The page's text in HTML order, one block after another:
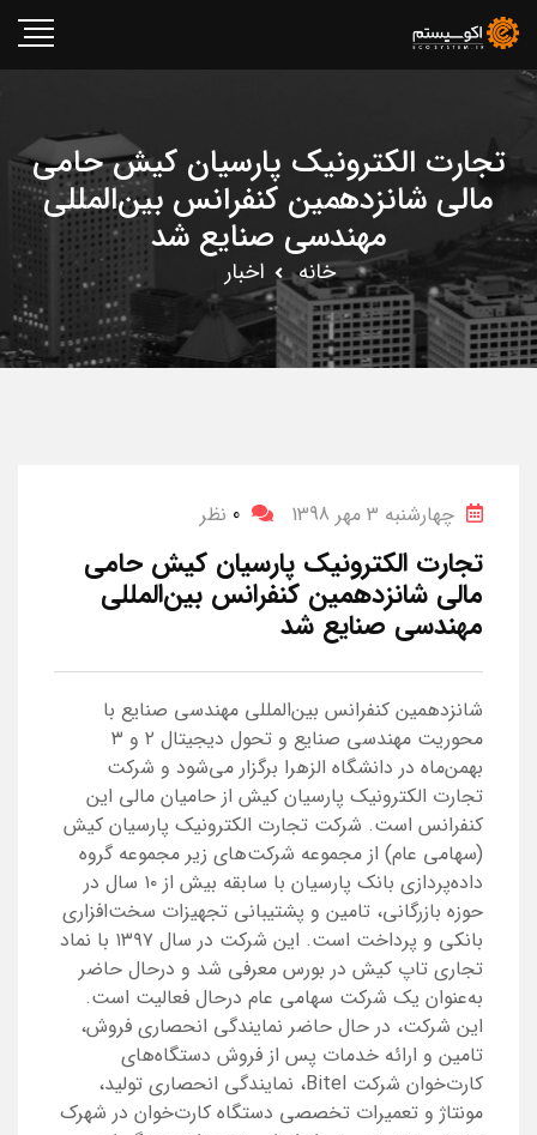
تجارت الکترونیک پارسیان کیش حامی
مالی شانزدهمین کنفرانس بین‌المللی
مهندسی صنایع شد
خانه اخبار
چهارشنبه 3 مهر 1398 0 نظر
تجارت الکترونیک پارسیان کیش حامی
مالی شانزدهمین کنفرانس بین‌المللی
مهندسی صنایع شد
شانزدهمین کنفرانس بین‌المللی مهندسی صنایع با
محوریت مهندسی صنایع و تحول دیجیتال ۲ و ۳
بهمن‌ماه در دانشگاه الزهرا برگزار می‌شود و شرکت
تجارت الکترونیک پارسیان کیش از حامیان مالی این
کنفرانس است. شرکت تجارت الکترونیک پارسیان کیش
(سهامی عام) از مجموعه شرکت‌های زیر مجموعه گروه
داده‌پردازی بانک پارسیان با سابقه بیش از ۱۰ سال در
حوزه بازرگانی، تامین و پشتیبانی تجهیزات سخت‌افزاری
بانکی و پرداخت است. این شرکت در سال ۱۳۹۷ با نماد
تجاری تاپ کیش در بورس معرفی شد و درحال حاضر
به‌عنوان یک شرکت سهامی عام درحال فعالیت است.
این شرکت، در حال حاضر نمایندگی انحصاری فروش،
تامین و ارائه خدمات پس از فروش دستگاه‌های
کارت‌خوان شرکت Bitel، نمایندگی انحصاری تولید،
مونتاژ و تعمیرات تخصصی دستگاه کارت‌خوان در شهرک